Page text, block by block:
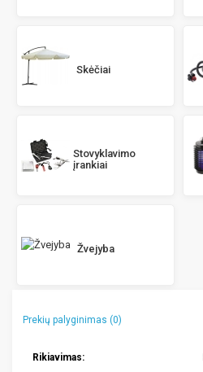
Skėčiai
Stovyklavimo
įrankiai
Žvejyba
Prekių palyginimas (0)
Rikiavimas: